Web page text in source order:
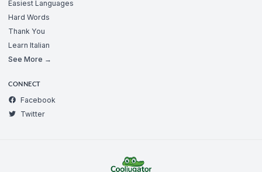
Easiest Languages
Hard Words
Thank You
Learn Italian
See More →
CONNECT
Facebook
Twitter